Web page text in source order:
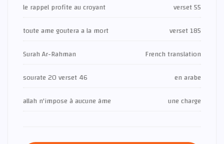
le rappel profite au croyant
verset 55
toute ame goutera a la mort
verset 185
Surah Ar-Rahman
French translation
sourate 20 verset 46
en arabe
allah n'impose à aucune âme
une charge